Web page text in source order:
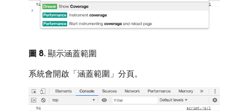
圖 8. 顯示涵蓋範圍
系統會開啟「涵蓋範圍」 分頁。